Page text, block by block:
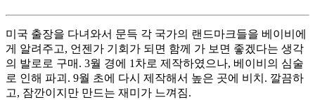
미국 출장을 다녀와서 문득 각 국가의 랜드마크들을 베이비에
게 알려주고, 언젠가 기회가 되면 함께 가 보면 좋겠다는 생각
의 발로로 구매. 3월 경에 1차로 제작하였으나, 베이비의 심술
로 인해 파괴. 9월 초에 다시 제작해서 높은 곳에 비치. 깔끔하
고, 잠깐이지만 만드는 재미가 느껴짐.